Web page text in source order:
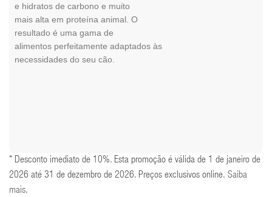
e hidratos de carbono e muito
mais alta em proteína animal. O
resultado é uma gama de
alimentos perfeitamente adaptados às
necessidades do seu cão.
* Desconto imediato de 10%. Esta promoção é válida de 1 de janeiro de
2026 até 31 de dezembro de 2026. Preços exclusivos online. Saiba
mais.